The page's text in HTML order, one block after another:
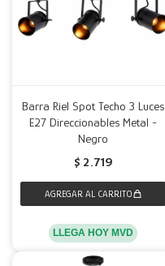
Barra Riel Spot Techo 3 Luces
E27 Direccionables Metal -
Negro
$ 2.719
LLEGA HOY MVD